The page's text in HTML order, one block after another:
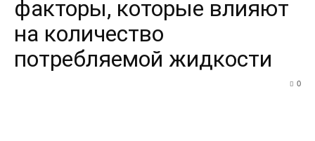
факторы, которые влияют
на количество
потребляемой жидкости
0